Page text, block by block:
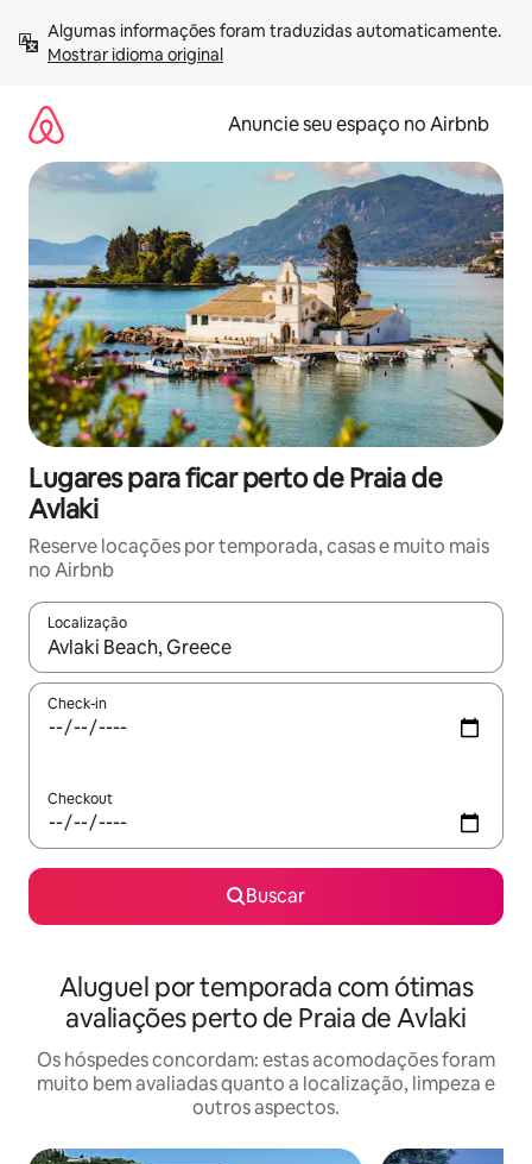
para
Mostrar idioma original
Anuncie seu espaço no Airbnb
Lugares para ficar perto de Praia de
Avlaki
Reserve locações por temporada, casas e muito mais
no Airbnb
Localização
Quando os resultados estiverem disponíveis, explore-os
Check-in
Checkout
Buscar
Aluguel por temporada com ótimas
avaliações perto de Praia de Avlaki
Os hóspedes concordam: estas acomodações foram
muito bem avaliadas quanto a localização, limpeza e
outros aspectos.